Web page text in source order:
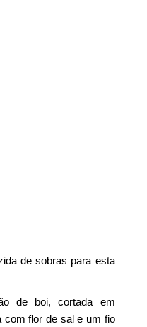
de sobras para esta
de boi, cortada em
com flor de sal e um fio